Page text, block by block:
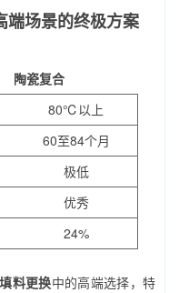
场景的终极方案
陶瓷复合
80℃以上
60至84个月
极低
优秀
24%
料更换中的高端选择，特